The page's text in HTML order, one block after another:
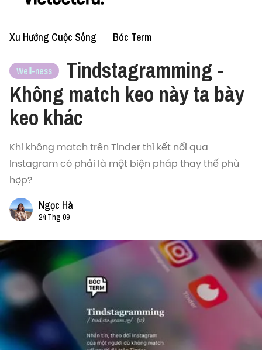
Xu Hướng Cuộc Sống Bóc Term
Well-ness
Tindstagramming -
Không match keo này ta bày
keo khác
Khi không match trên Tinder thì kết nối qua
Instagram có phải là một biện pháp thay thế phù
hợp?
Ngọc Hà
24 Thg 09